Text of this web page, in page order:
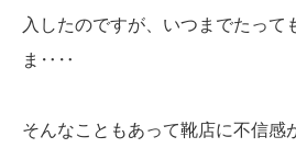
入したのですが、いつまでたって
ま‥‥
そんなこともあって靴店に不信感